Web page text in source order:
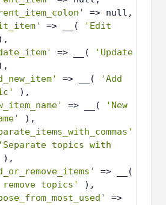
=> null,
=> __(
'Edit
=> __(
'Update
=> __(
'Add
),
=> __(
'New
),
'Separate topics with
),
topics'
),
=>